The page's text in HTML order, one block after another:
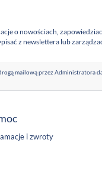
o nowościach,
z newslettera lub
mailową przez
i zwroty